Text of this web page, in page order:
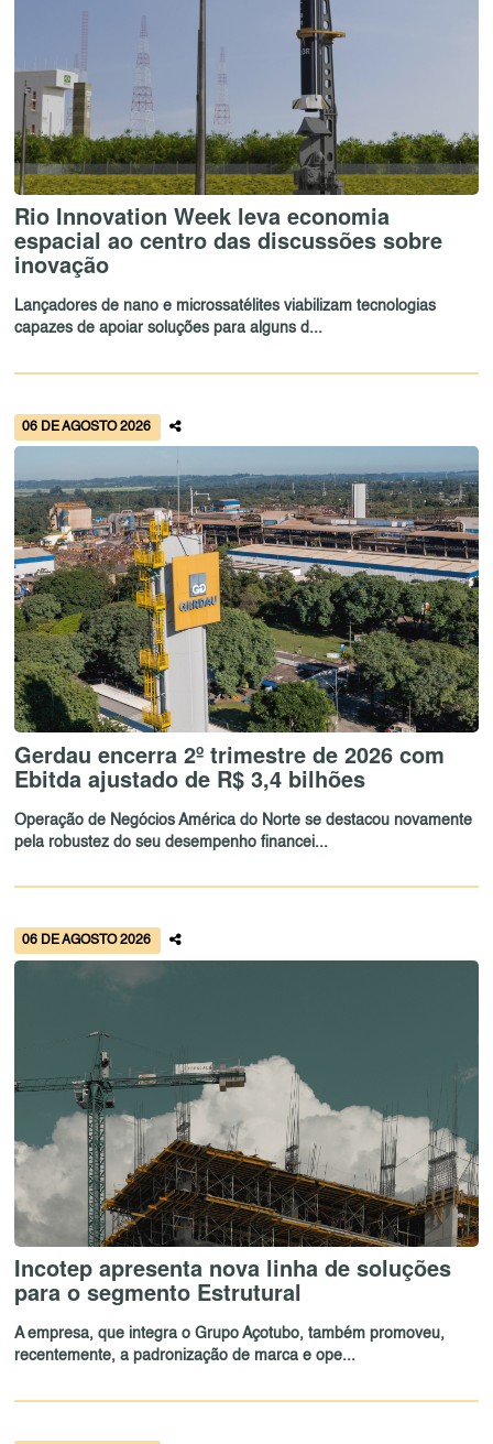
Rio Innovation Week leva economia
espacial ao centro das discussões sobre
inovação
Lançadores de nano e microssatélites viabilizam tecnologias
capazes de apoiar soluções para alguns d...
06 DE AGOSTO 2026
Gerdau encerra 2º trimestre de 2026 com
Ebitda ajustado de R$ 3,4 bilhões
Operação de Negócios América do Norte se destacou novamente
pela robustez do seu desempenho financei...
06 DE AGOSTO 2026
Incotep apresenta nova linha de soluções
para o segmento Estrutural
A empresa, que integra o Grupo Açotubo, também promoveu,
recentemente, a padronização de marca e ope...